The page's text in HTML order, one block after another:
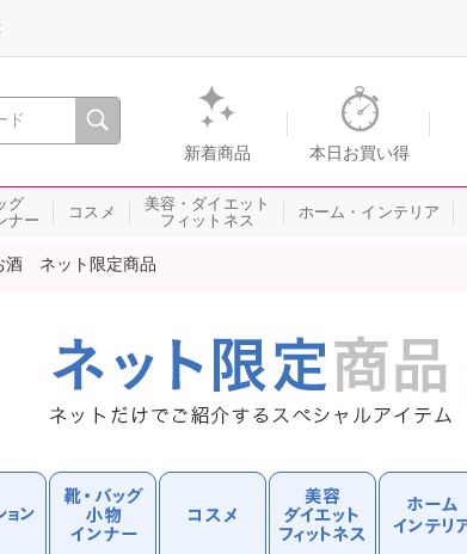
間を。通販・テレビショッピングのショップチャンネル
新着商品 本日お買い得
グ
ナー
コスメ
美容・ダイエット
フィットネス
ホーム・インテリア
酒 ネット限定商品